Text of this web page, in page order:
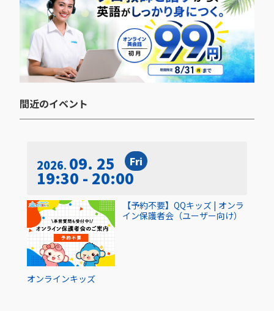
間近のイベント​
2026 09. 25 Fri
19:30 - 20:00
オンラインキッズ
【予約不要】QQキッズ | オンラ
イン保護者会（ユーザー向け）